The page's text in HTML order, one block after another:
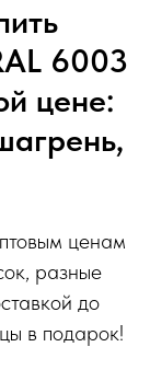
6003
цене:
ценам
разные
до
в подарок!